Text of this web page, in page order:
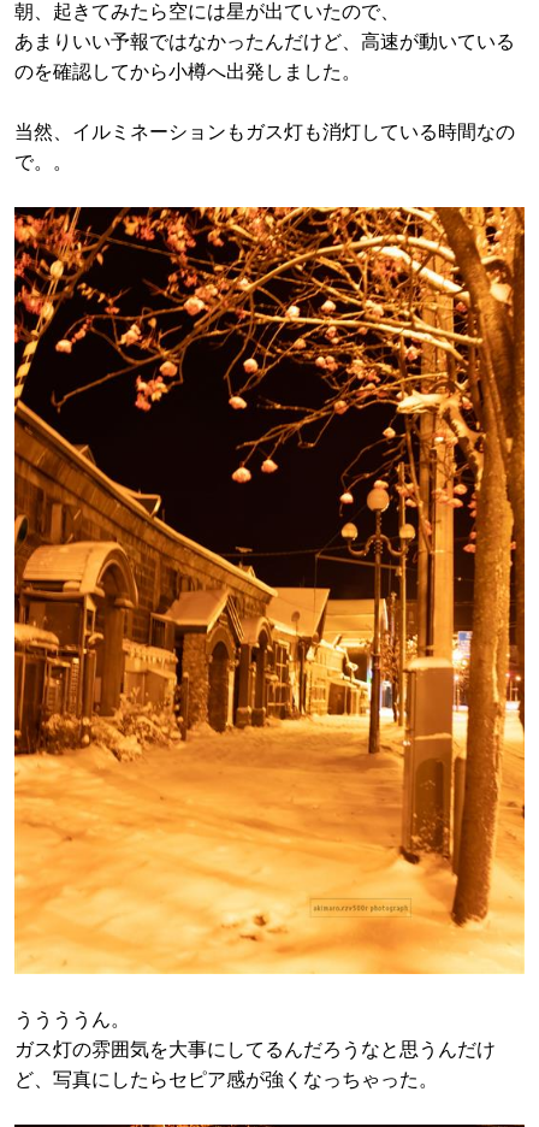
朝、起きてみたら空には星が出ていたので、
あまりいい予報ではなかったんだけど、高速が動いている
のを確認してから小樽へ出発しました。
当然、イルミネーションもガス灯も消灯している時間なの
で。。
ううううん。
ガス灯の雰囲気を大事にしてるんだろうなと思うんだけ
ど、写真にしたらセピア感が強くなっちゃった。